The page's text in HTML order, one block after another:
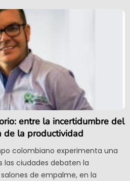
entre la incertidumbre del
de la productividad
colombiano experimenta una
las ciudades debaten la
de empalme, en la